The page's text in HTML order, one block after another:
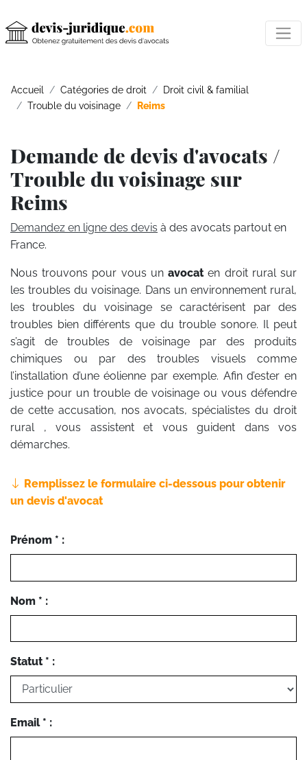
Accueil Catégories de droit
Droit civil & familial
Trouble du voisinage
Reims
Demande de devis d'avocats /
Trouble du voisinage sur
Reims
Demandez en ligne des devis à des avocats partout en
France.
Nous trouvons pour vous unavocaten droit rural sur
les troubles du voisinage. Dans un environnement rural,
les troubles du voisinage se caractérisent par des
troubles bien différents que du trouble sonore. Il peut
s’agit de troubles de voisinage par des produits
chimiques ou par des troubles visuels comme
l’installation d’une éolienne par exemple. Afin d’ester en
justice pour un trouble de voisinage ou vous défendre
de cette accusation, nos avocats, spécialistes du droit
rural , vous assistent et vous guident dans vos
démarches.
Remplissez le formulaire ci-dessous pour obtenir
un devis d'avocat
Prénom * :
Nom * :
Statut * :
Email * :